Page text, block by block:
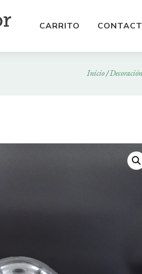
CARRITO
Inicio/Decoración